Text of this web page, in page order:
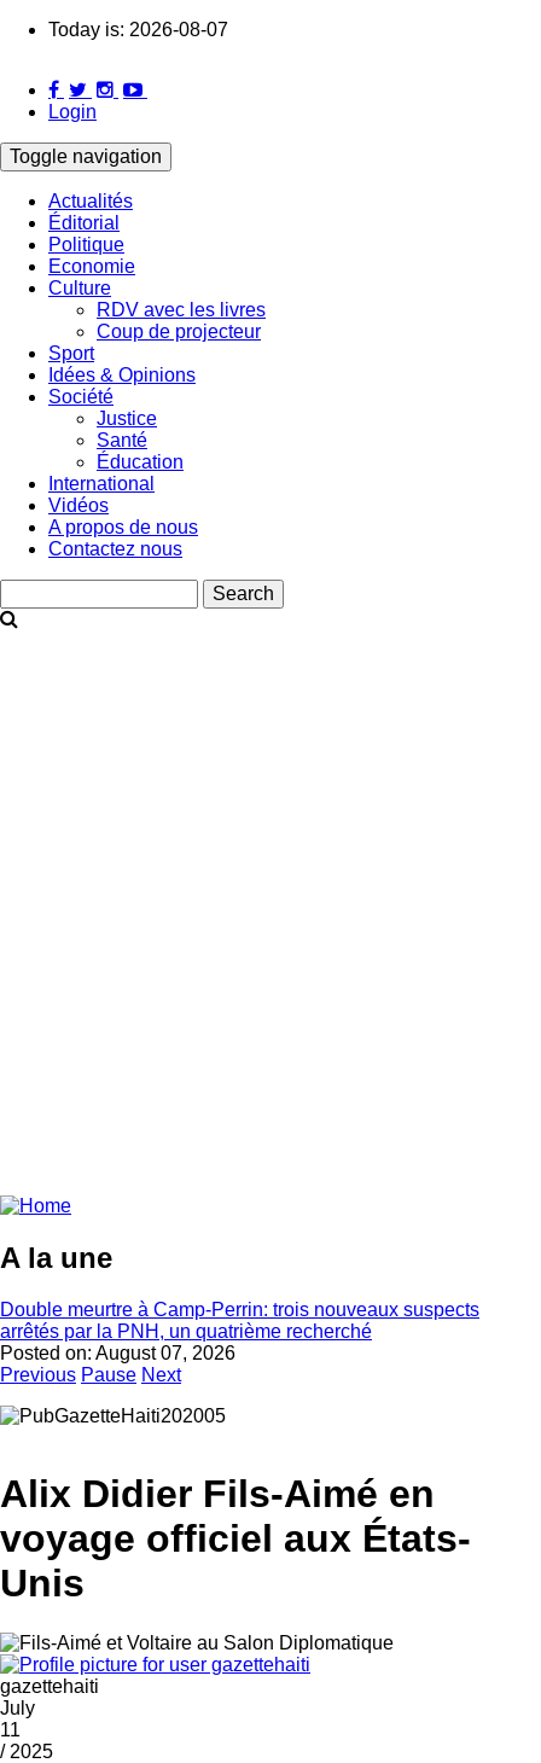
Skip
content
Today is: 2026-08-07
Login
Toggle navigation
Main
navigation
Actualités
Éditorial
Politique
Economie
Culture
RDV avec les livres
Coup de projecteur
Sport
Idées & Opinions
Société
Justice
Santé
Éducation
International
Vidéos
A propos de nous
Contactez nous
A la une
Double meurtre à Camp-Perrin: trois nouveaux suspects
arrêtés par la PNH, un quatrième recherché
Posted on: August 07, 2026
Previous Pause Next
Alix Didier Fils-Aimé en
voyage officiel aux États-
Unis
gazettehaiti
July
11
/ 2025